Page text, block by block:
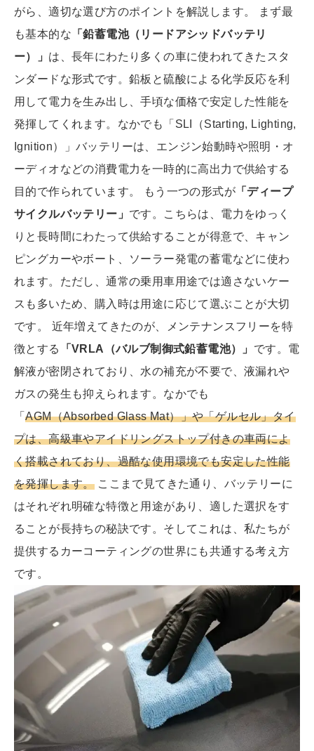
がら、適切な選び方のポイントを解説します。 まず最
も基本的な 「鉛蓄電池（リードアシッドバッテリ
ー）」 は、長年にわたり多くの車に使われてきたスタ
ンダードな形式です。鉛板と硫酸による化学反応を利
用して電力を生み出し、手頃な価格で安定した性能を
発揮してくれます。なかでも「SLI（Starting, Lighting,
Ignition）」バッテリーは、エンジン始動時や照明・オ
ーディオなどの消費電力を一時的に高出力で供給する
目的で作られています。 もう一つの形式が 「ディープ
サイクルバッテリー」 です。こちらは、電力をゆっく
りと長時間にわたって供給することが得意で、キャン
ピングカーやボート、ソーラー発電の蓄電などに使わ
れます。ただし、通常の乗用車用途では適さないケー
スも多いため、購入時は用途に応じて選ぶことが大切
です。 近年増えてきたのが、メンテナンスフリーを特
徴とする
「VRLA（バルブ制御式鉛蓄電池）」 です。電
解液が密閉されており、水の補充が不要で、液漏れや
ガスの発生も抑えられます。なかでも
「AGM（Absorbed Glass Mat）」や「ゲルセル」タイ
プは、高級車やアイドリングストップ付きの車両によ
く搭載されており、過酷な使用環境でも安定した性能
を発揮します。ここまで見てきた通り、バッテリーに
はそれぞれ明確な特徴と用途があり、適した選択をす
ることが長持ちの秘訣です。そしてこれは、私たちが
提供するカーコーティングの世界にも共通する考え方
です。